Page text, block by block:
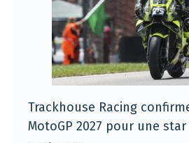
Trackhouse Racing
MotoGP 2027 pour une star